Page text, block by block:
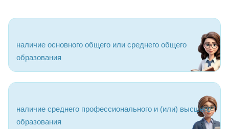
наличие основного общего или среднего общего
образования
наличие среднего профессионального и (или) высшего
образования